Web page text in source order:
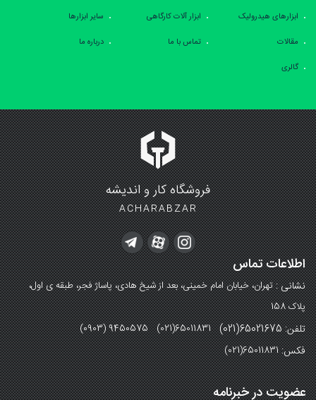
ابزارهای هیدرولیک
ابزار آلات کارگاهی
سایر ابزارها
مقالات
تماس با ما
درباره ما
گالری
فروشگاه کار و اندیشه
ACHARABZAR
اطلاعات تماس
نشانی :تهران، خیابان امام خمینی، بعد از شیخ هادی، پاساژ فجر، طبقه ی اول،
پلاک 158
تلفن: 65021675(021) (0903) 9450575 (021)65011831
فکس:(021)65011831
عضویت در خبرنامه